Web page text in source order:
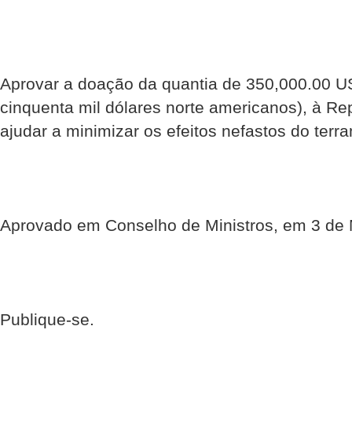
Aprovar a doação da quantia de 350,000.00
cinquenta mil dólares norte americanos), à
ajudar a minimizar os efeitos nefastos do
Aprovado em Conselho de Ministros, em 3 de
Publique-se.